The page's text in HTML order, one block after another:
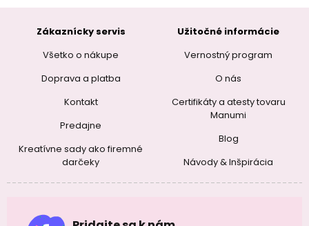
Zákaznícky servis
Všetko o nákupe
Doprava a platba
Kontakt
Predajne
Kreatívne sady ako firemné
darčeky
Užitočné informácie
Vernostný program
O nás
Certifikáty a atesty tovaru
Manumi
Blog
Návody & Inšpirácia